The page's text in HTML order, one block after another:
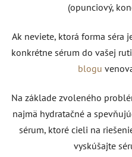
(opunciový,
Ak neviete, ktorá forma séra
konkrétne sérum do vašej
blogu
Na základe zvoleného
najmä hydratačné a
sérum, ktoré cieli na
vyskúšajte